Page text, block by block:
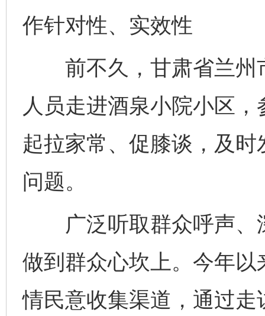
作针对性、实效性
前不久，甘肃省兰州
人员走进酒泉小院小区
起拉家常、促膝谈，及
问题。
广泛听取群众呼声、
做到群众心坎上。今年
情民意收集渠道，通过